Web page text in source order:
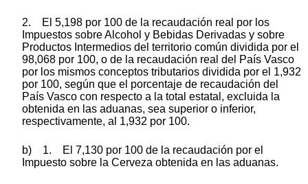
2. El 5,198 por 100 de la recaudación real por los
Impuestos sobre Alcohol y Bebidas Derivadas y sobre
Productos Intermedios del territorio común dividida por el
98,068 por 100, o de la recaudación real del País Vasco
por los mismos conceptos tributarios dividida por el 1,932
por 100, según que el porcentaje de recaudación del
País Vasco con respecto a la total estatal, excluida la
obtenida en las aduanas, sea superior o inferior,
respectivamente, al 1,932 por 100.
b) 1. El 7,130 por 100 de la recaudación por el
Impuesto sobre la Cerveza obtenida en las aduanas.